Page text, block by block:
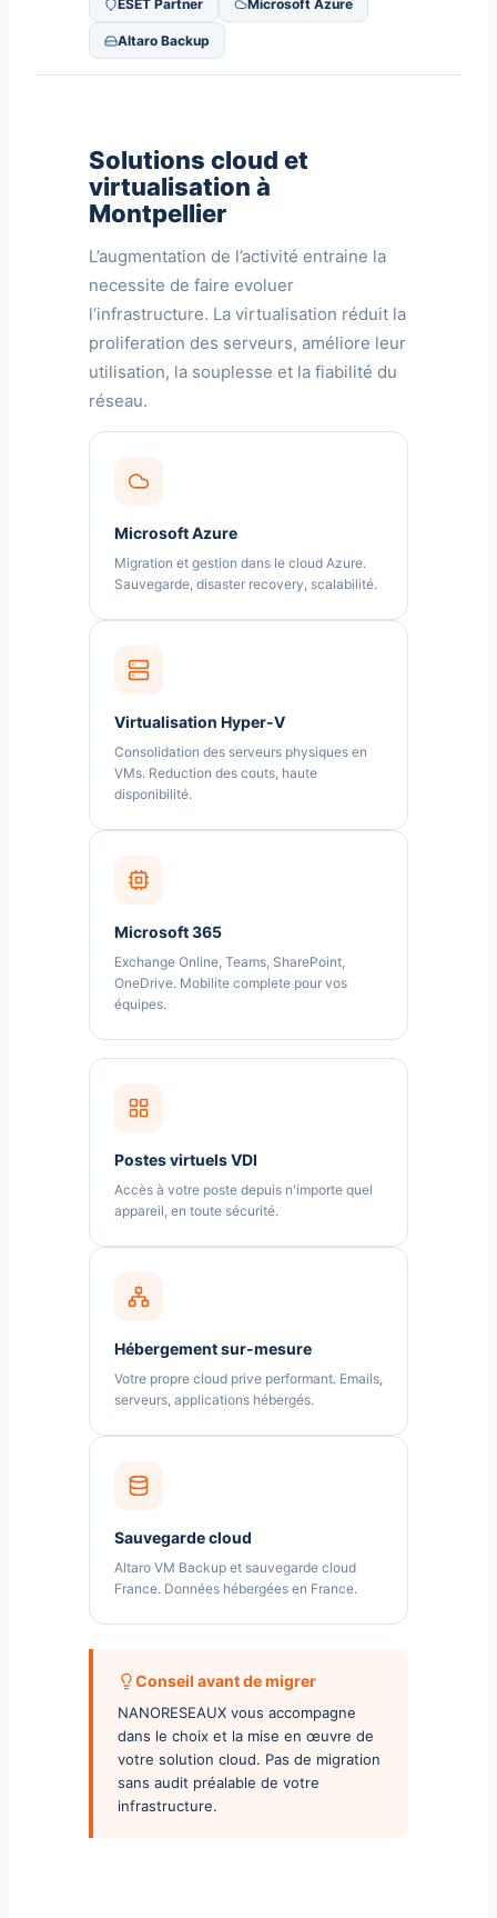
ESET Partner Microsoft Azure
Altaro Backup
Solutions cloud et
virtualisation à
Montpellier
L’augmentation de l’activité entraine la
necessite de faire evoluer
l’infrastructure. La virtualisation réduit la
proliferation des serveurs, améliore leur
utilisation, la souplesse et la fiabilité du
réseau.
Microsoft Azure
Migration et gestion dans le cloud Azure.
Sauvegarde, disaster recovery, scalabilité.
Virtualisation Hyper-V
Consolidation des serveurs physiques en
VMs. Reduction des couts, haute
disponibilité.
Microsoft 365
Exchange Online, Teams, SharePoint,
OneDrive. Mobilite complete pour vos
équipes.
Postes virtuels VDI
Accès à votre poste depuis n'importe quel
appareil, en toute sécurité.
Hébergement sur-mesure
Votre propre cloud prive performant. Emails,
serveurs, applications hébergés.
Sauvegarde cloud
Altaro VM Backup et sauvegarde cloud
France. Données hébergées en France.
Conseil avant de migrer
NANORESEAUX vous accompagne
dans le choix et la mise en œuvre de
votre solution cloud. Pas de migration
sans audit préalable de votre
infrastructure.